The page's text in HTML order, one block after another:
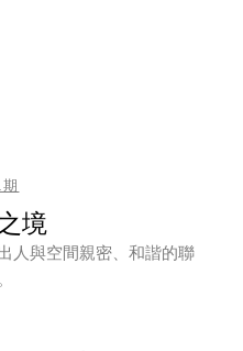
境
人與空間親密、和諧的聯